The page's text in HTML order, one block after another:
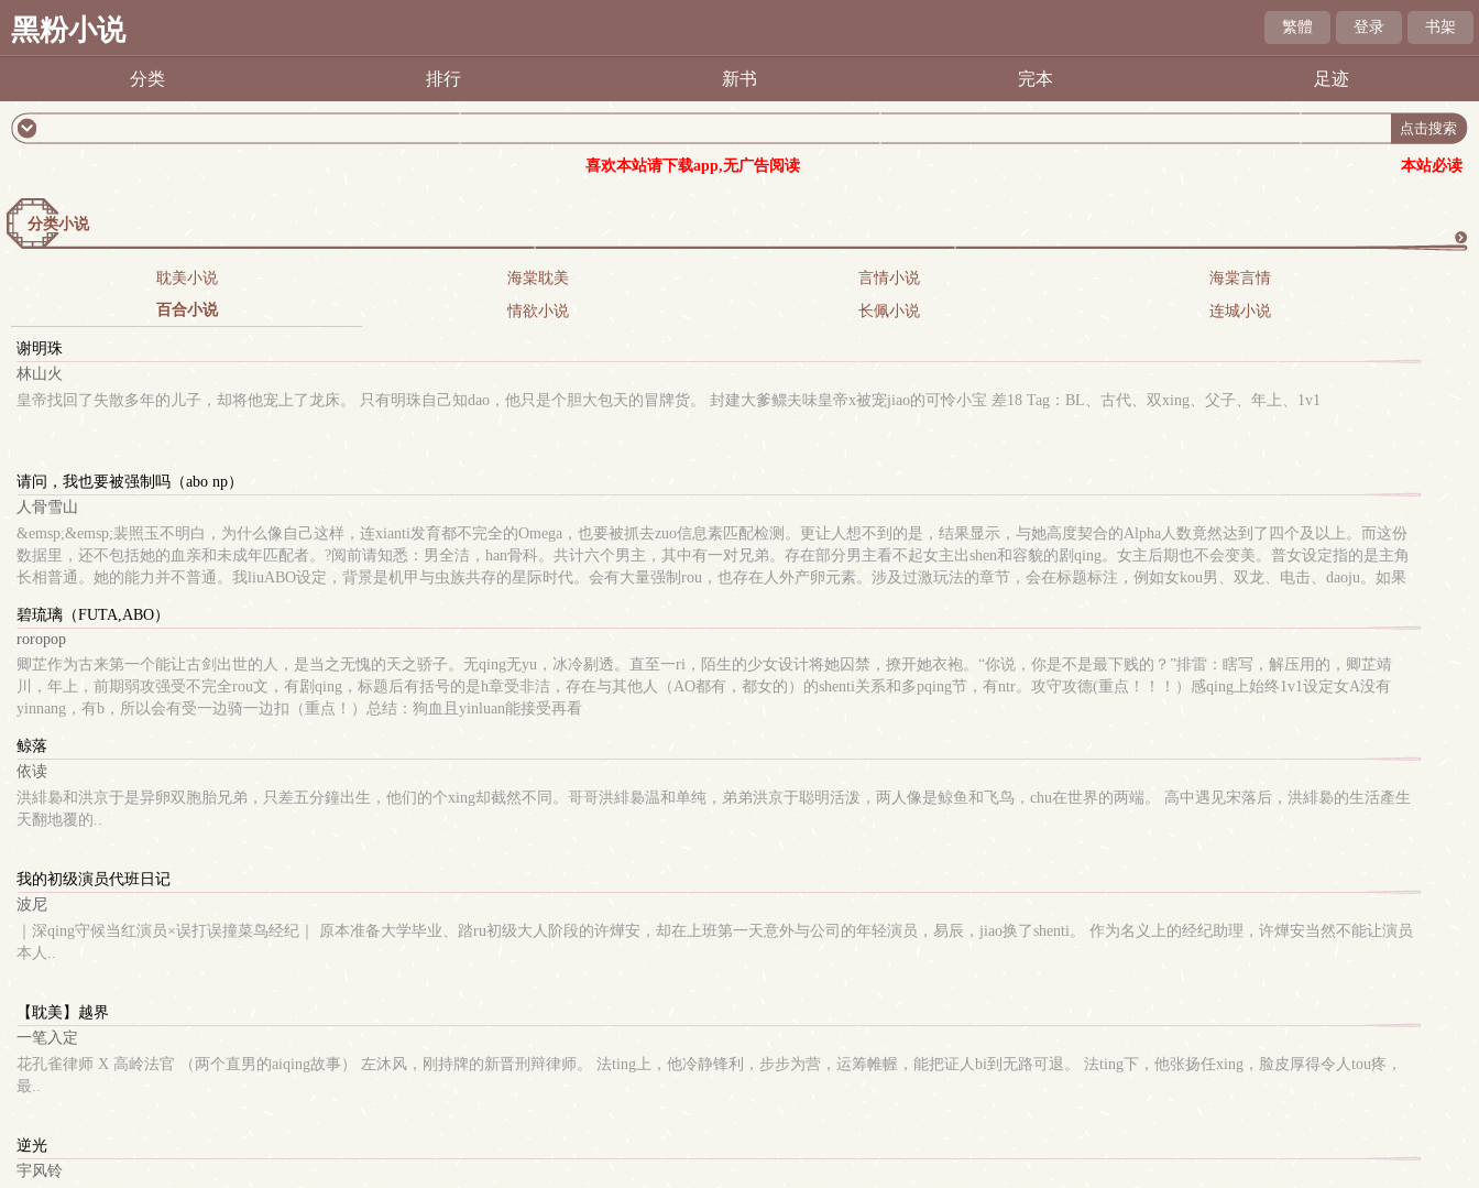
黑粉小说 繁體 登录 书架
分类 排行 新书 完本 足迹
喜欢本站请下载app,无广告阅读 本站必读
分类小说
耽美小说 海棠耽美 言情小说
海棠言情
百合小说
情欲小说 长佩小说 连城小说
谢明珠
林山火
皇帝找回了失散多年的儿子，却将他宠上了龙床。 只有明珠自己知dao，他只是个胆大包天的冒牌货。 封建大爹鳏夫味皇帝x被宠jiao的可怜小宝 差18 Tag：BL、古代、双xing、父子、年上、1v1
请问，我也要被强制吗（abo np）
人骨雪山
&emsp;&emsp;裴照玉不明白，为什么像自己这样，连xianti发育都不完全的Omega，也要被抓去zuo信息素匹配检测。更让人想不到的是，结果显示，与她高度契合的Alpha人数竟然达到了四个及以上。而这份
数据里，还不包括她的血亲和未成年匹配者。?阅前请知悉：男全洁，han骨科。共计六个男主，其中有一对兄弟。存在部分男主看不起女主出shen和容貌的剧qing。女主后期也不会变美。普女设定指的是主角
长相普通。她的能力并不普通。我liuABO设定，背景是机甲与虫族共存的星际时代。会有大量强制rou，也存在人外产卵元素。涉及过激玩法的章节，会在标题标注，例如女kou男、双龙、电击、daoju。如果
时间还很长。
碧琉璃（FUTA,ABO）
roropop
卿芷作为古来第一个能让古剑出世的人，是当之无愧的天之骄子。无qing无yu，冰冷剔透。直至一ri，陌生的少女设计将她囚禁，撩开她衣袍。“你说，你是不是最下贱的？”排雷：瞎写，解压用的，卿芷靖
川，年上，前期弱攻强受不完全rou文，有剧qing，标题后有括号的是h章受非洁，存在与其他人（AO都有，都女的）的shenti关系和多pqing节，有ntr。攻守攻德(重点！！！）感qing上始终1v1设定女A没有
yinnang，有b，所以会有受一边骑一边扣（重点！）总结：狗血且yinluan能接受再看
鲸落
依读
洪緋裊和洪京于是异卵双胞胎兄弟，只差五分鐘出生，他们的个xing却截然不同。哥哥洪緋裊温和单纯，弟弟洪京于聪明活泼，两人像是鲸鱼和飞鸟，chu在世界的两端。 高中遇见宋落后，洪緋裊的生活產生
天翻地覆的..
我的初级演员代班日记
波尼
｜深qing守候当红演员×误打误撞菜鸟经纪｜ 原本准备大学毕业、踏ru初级大人阶段的许燁安，却在上班第一天意外与公司的年轻演员，易辰，jiao换了shenti。 作为名义上的经纪助理，许燁安当然不能让演员
本人..
【耽美】越界
一笔入定
花孔雀律师 X 高岭法官 （两个直男的aiqing故事） 左沐风，刚持牌的新晋刑辩律师。 法ting上，他冷静锋利，步步为营，运筹帷幄，能把证人bi到无路可退。 法ting下，他张扬任xing，脸皮厚得令人tou疼，
最..
逆光
宇风铃